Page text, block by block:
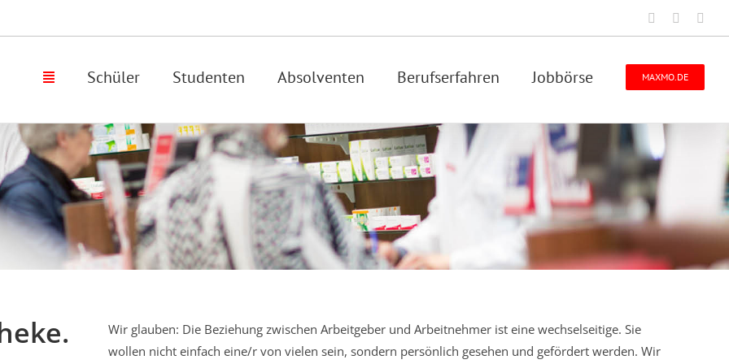
FacebookInstagram
Schüler Studenten Absolventen Berufserfahren Jobbörse MAXMO.DE
Wir glauben: Die Beziehung zwischen Arbeitgeber und Arbeitnehmer ist eine wechselseitige. Sie
wollen nicht einfach eine/r von vielen sein, sondern persönlich gesehen und gefördert werden. Wir